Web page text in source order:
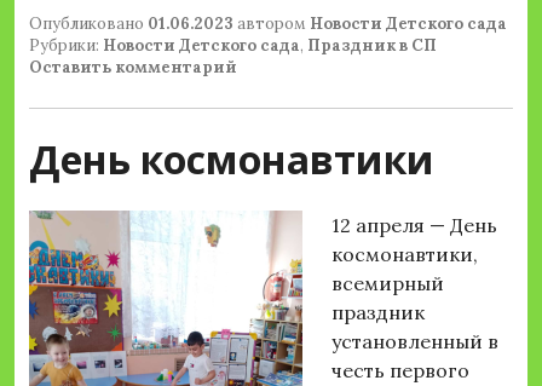
Опубликовано 01.06.2023 автором Новости Детского сада
Рубрики: Новости Детского сада, Праздник в СП
Оставить комментарий
День космонавтики
12 апреля — День
космонавтики,
всемирный
праздник
установленный в
честь первого